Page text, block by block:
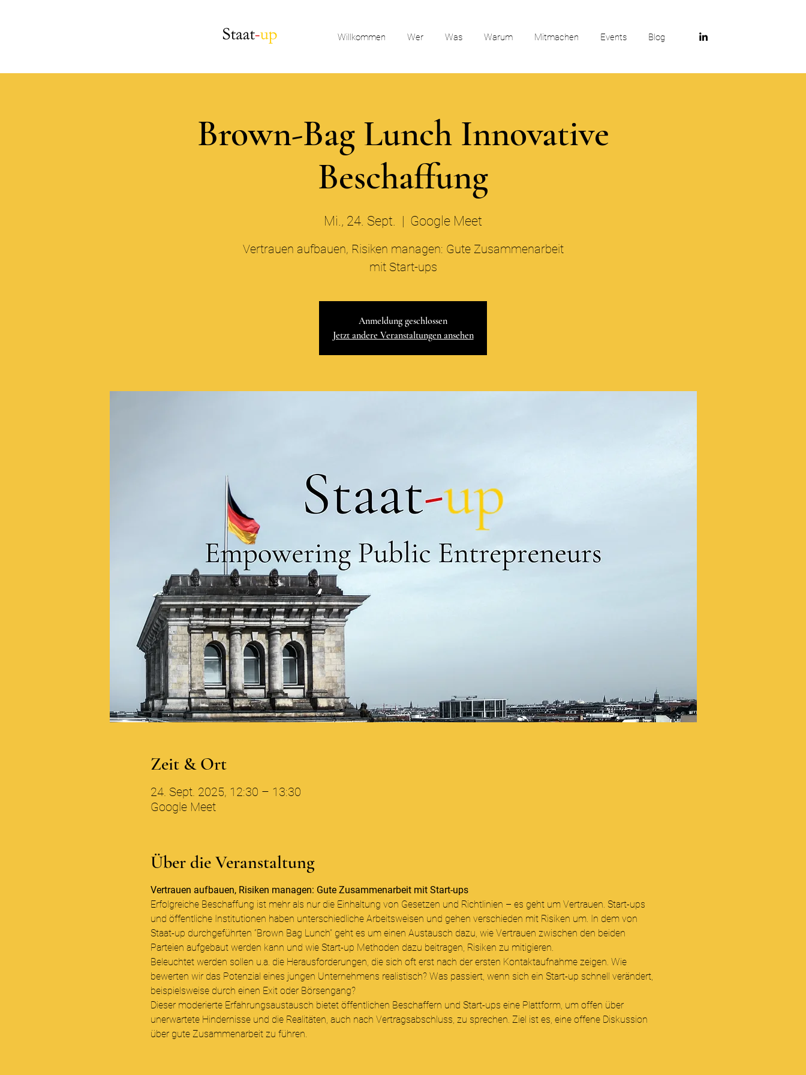
Willkommen Wer Was Warum Mitmachen Events Blog
Brown-Bag Lunch Innovative
Beschaffung
Mi., 24. Sept.
  |
Google Meet
Vertrauen aufbauen, Risiken managen: Gute Zusammenarbeit
mit Start-ups
Anmeldung geschlossen
Jetzt andere Veranstaltungen ansehen
Zeit & Ort
24. Sept. 2025, 12:30 – 13:30
Google Meet
Über die Veranstaltung
Vertrauen aufbauen, Risiken managen: Gute Zusammenarbeit mit Start-ups
Erfolgreiche Beschaffung ist mehr als nur die Einhaltung von Gesetzen und Richtlinien – es geht um Vertrauen. Start-ups
und öffentliche Institutionen haben unterschiedliche Arbeitsweisen und gehen verschieden mit Risiken um. In dem von
Staat-up durchgeführten “Brown Bag Lunch” geht es um einen Austausch dazu, wie Vertrauen zwischen den beiden
Parteien aufgebaut werden kann und wie Start-up Methoden dazu beitragen, Risiken zu mitigieren.
Beleuchtet werden sollen u.a. die Herausforderungen, die sich oft erst nach der ersten Kontaktaufnahme zeigen. Wie
bewerten wir das Potenzial eines jungen Unternehmens realistisch? Was passiert, wenn sich ein Start-up schnell verändert,
beispielsweise durch einen Exit oder Börsengang?
Dieser moderierte Erfahrungsaustausch bietet öffentlichen Beschaffern und Start-ups eine Plattform, um offen über
unerwartete Hindernisse und die Realitäten, auch nach Vertragsabschluss, zu sprechen. Ziel ist es, eine offene Diskussion
über gute Zusammenarbeit zu führen.